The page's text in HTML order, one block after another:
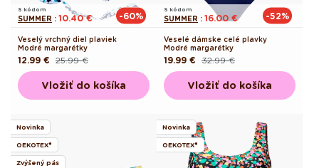
S kódom
SUMMER : 10.40 € -60%
Veselý vrchný diel plaviek
Modré margarétky
Pôvodná
cena
25.99 €
Akciová
cena
12.99 €
Vložiť do košíka
S kódom
SUMMER : 16.00 € -52%
Veselé dámske celé plavky
Modré margarétky
Pôvodná
cena
32.99 €
Akciová
cena
19.99 €
Vložiť do košíka
Novinka
OEKOTEX®
Zvýšený pás
Novinka
OEKOTEX®